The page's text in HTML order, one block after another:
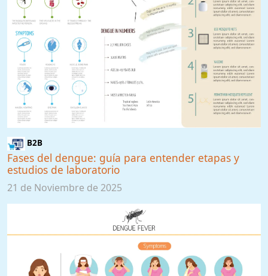
B2B
Fases del dengue: guía para entender etapas y
estudios de laboratorio
21 de Noviembre de 2025